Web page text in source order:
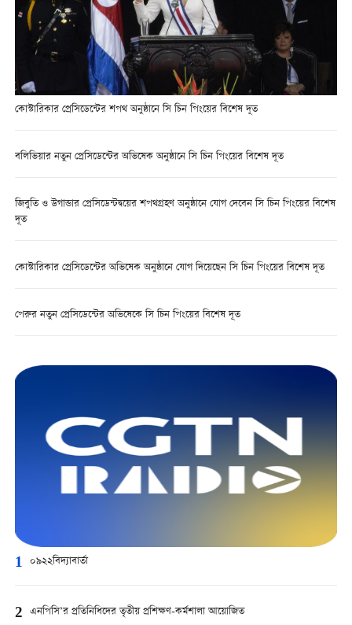
কোস্টারিকার প্রেসিডেন্টের শপথ অনুষ্ঠানে সি চিন পিংয়ের বিশেষ দূত
বলিভিয়ার নতুন প্রেসিডেন্টের অভিষেক অনুষ্ঠানে সি চিন পিংয়ের বিশেষ দূত
জিবুতি ও উগান্ডার প্রেসিডেন্টদ্বয়ের শপথগ্রহণ অনুষ্ঠানে যোগ দেবেন সি চিন পিংয়ের বিশেষ
দূত
কোস্টারিকার প্রেসিডেন্টের অভিষেক অনুষ্ঠানে যোগ দিয়েছেন সি চিন পিংয়ের বিশেষ দূত
পেরুর নতুন প্রেসিডেন্টের অভিষেকে সি চিন পিংয়ের বিশেষ দূত
1 ০৯২২বিদ্যাবার্তা
2 এনপিসি’র প্রতিনিধিদের তৃতীয় প্রশিক্ষণ-কর্মশালা আয়োজিত